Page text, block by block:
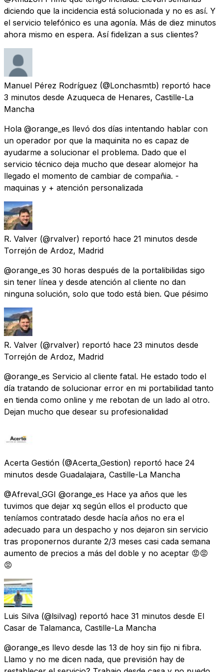
diciendo que la incidencia está solucionada y no es así. Y
el servicio telefónico es una agonía. Más de diez minutos
ahora mismo en espera. Así fidelizan a sus clientes?
Manuel Pérez Rodríguez (@Lonchasmtb) reportó hace
3 minutos desde Azuqueca de Henares, Castille-La
Mancha
Hola @orange_es llevó dos días intentando hablar con
un operador por que la maquinita no es capaz de
ayudarme a solucionar el problema. Dado que el
servicio técnico deja mucho que desear alomejor ha
llegado el momento de cambiar de compañia. -
maquinas y + atención personalizada
R. Valver (@rvalver) reportó hace 21 minutos desde
Torrejón de Ardoz, Madrid
@orange_es 30 horas después de la portalibilidas sigo
sin tener línea y desde atención al cliente no dan
ninguna solución, solo que todo está bien. Que pésimo
R. Valver (@rvalver) reportó hace 23 minutos desde
Torrejón de Ardoz, Madrid
@orange_es Servicio al cliente fatal. He estado todo el
día tratando de solucionar error en mi portabilidad tanto
en tienda como online y me rebotan de un lado al otro.
Dejan mucho que desear su profesionalidad
Acerta Gestión (@Acerta_Gestion) reportó hace 24
minutos desde Guadalajara, Castille-La Mancha
@Afreval_GGI @orange_es Hace ya años que les
tuvimos que dejar xq según ellos el producto que
teníamos contratado desde hacía años no era el
adecuado para un despacho y nos dejaron sin servicio
tras proponernos durante 2/3 meses casi cada semana
aumento de precios a más del doble y no aceptar 😡😡
😡
Luis Silva (@lsilvag) reportó hace 31 minutos desde El
Casar de Talamanca, Castille-La Mancha
@orange_es llevo desde las 13 de hoy sin fijo ni fibra.
Llamo y no me dicen nada, que previsión hay de